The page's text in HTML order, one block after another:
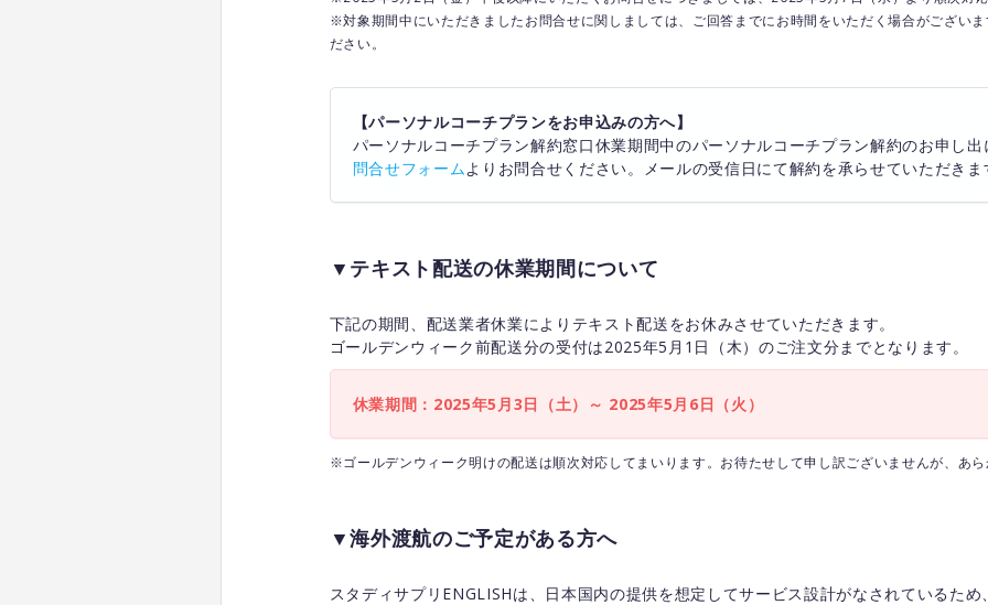
※対象期間中にいただきましたお問合せに関しましては、ご回答までにお時間をいただく場合がございま
ださい。
【パーソナルコーチプランをお申込みの方へ】
パーソナルコーチプラン解約窓口休業期間中のパーソナルコーチプラン解約のお申し出
問合せフォームよりお問合せください。メールの受信日にて解約を承らせていただきま
▼テキスト配送の休業期間について
下記の期間、配送業者休業によりテキスト配送をお休みさせていただきます。
ゴールデンウィーク前配送分の受付は2025年5月1日（木）のご注文分までとなります。
休業期間：2025年5月3日（土）～ 2025年5月6日（火）
※ゴールデンウィーク明けの配送は順次対応してまいります。お待たせして申し訳ございませんが、あら
▼海外渡航のご予定がある方へ
スタディサプリENGLISHは、日本国内の提供を想定してサービス設計がなされているため